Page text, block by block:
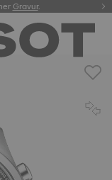
Gravur.